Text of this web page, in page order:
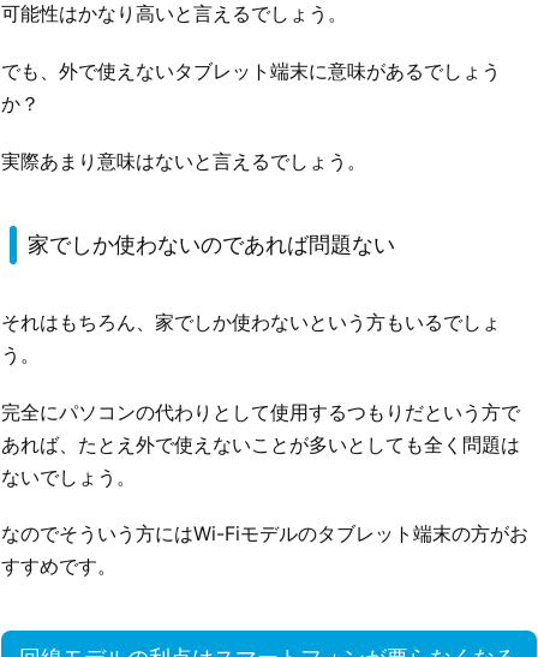
可能性はかなり高いと言えるでしょう。
でも、外で使えないタブレット端末に意味があるでしょう
か？
実際あまり意味はないと言えるでしょう。
家でしか使わないのであれば問題ない
それはもちろん、家でしか使わないという方もいるでしょ
う。
完全にパソコンの代わりとして使用するつもりだという方で
あれば、たとえ外で使えないことが多いとしても全く問題は
ないでしょう。
なのでそういう方にはWi-Fiモデルのタブレット端末の方がお
すすめです。